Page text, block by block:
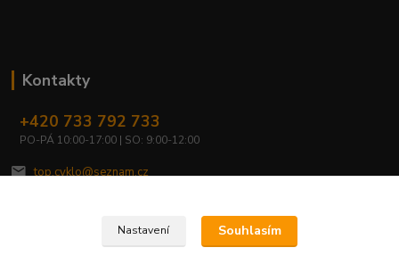
Kontakty
+420 733 792 733
PO-PÁ 10:00-17:00 | SO: 9:00-12:00
top.cyklo@seznam.cz
Nastavení Souhlasím